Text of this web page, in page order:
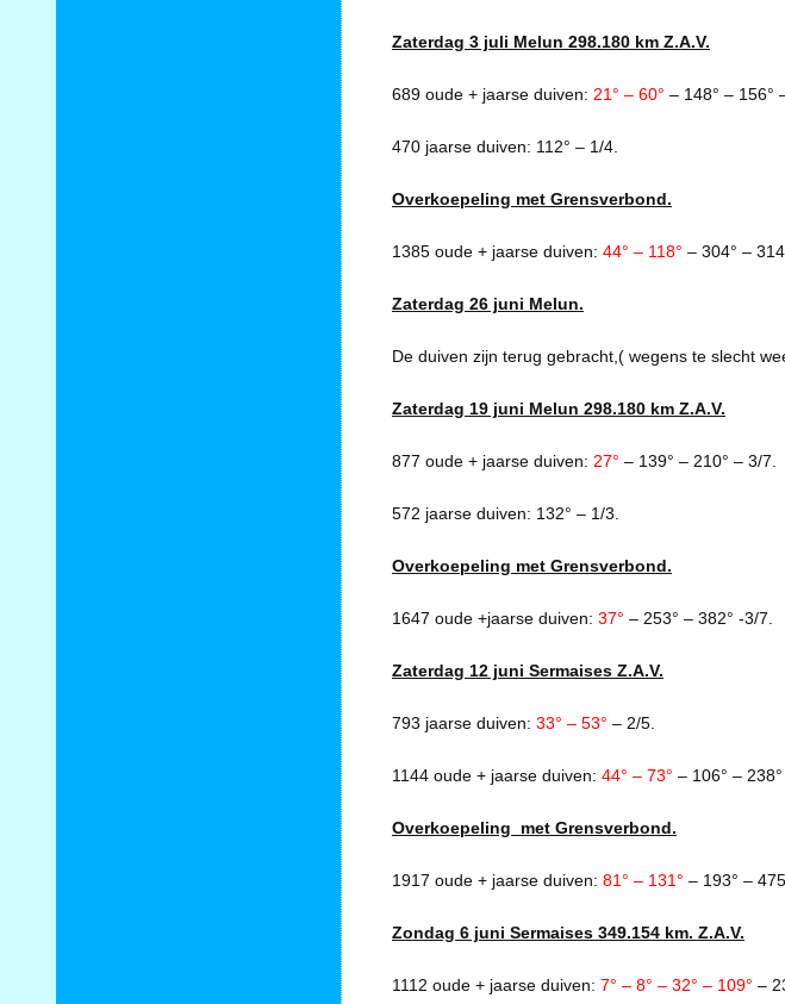
Zaterdag 3 juli Melun 298.180 km Z.A.V.
689 oude + jaarse duiven: 21° – 60° – 148° – 156°
470 jaarse duiven: 112° – 1/4.
Overkoepeling met Grensverbond.
1385 oude + jaarse duiven: 44° – 118° – 304° –
Zaterdag 26 juni Melun.
De duiven zijn terug gebracht,( wegens te slecht
Zaterdag 19 juni Melun 298.180 km Z.A.V.
877 oude + jaarse duiven: 27° – 139° – 210° – 3/7.
572 jaarse duiven: 132° – 1/3.
Overkoepeling met Grensverbond.
1647 oude +jaarse duiven: 37° – 253° – 382° -3/7.
Zaterdag 12 juni Sermaises Z.A.V.
793 jaarse duiven: 33° – 53° – 2/5.
1144 oude + jaarse duiven: 44° – 73° – 106° –
Overkoepeling met Grensverbond.
1917 oude + jaarse duiven: 81° – 131° – 193° –
Zondag 6 juni Sermaises 349.154 km. Z.A.V.
1112 oude + jaarse duiven: 7° – 8° – 32° – 109° –